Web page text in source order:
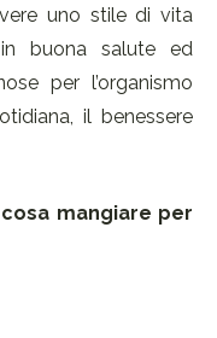
uno stile di vita
buona salute ed
per l’organismo
il benessere
mangiare per